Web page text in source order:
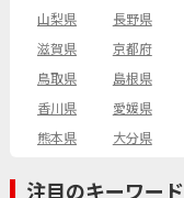
山梨県
長野県
滋賀県
京都府
鳥取県
島根県
香川県
愛媛県
熊本県
大分県
注目のキーワード